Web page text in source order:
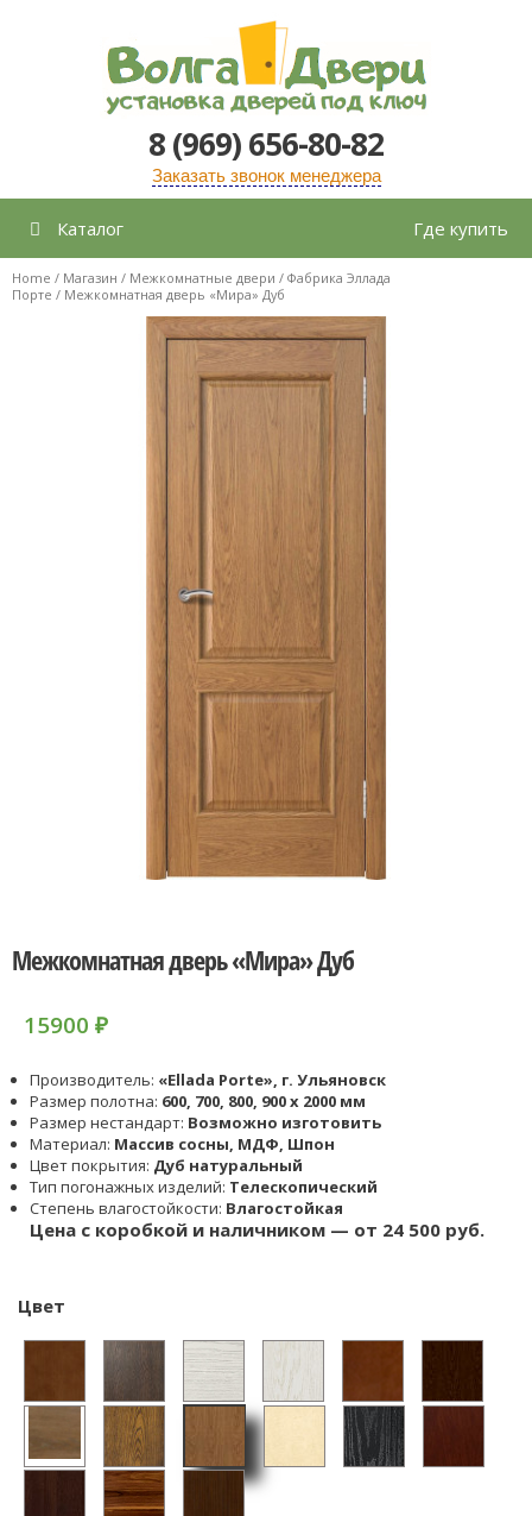
содержимому
8 (969) 656-80-82
Заказать звонок менеджера
Каталог Где купить
Home / Магазин / Межкомнатные двери / Фабрика Эллада
Порте / Межкомнатная дверь «Мира» Дуб
Межкомнатная дверь «Мира» Дуб
15900 ₽
Производитель: «Ellada Porte», г. Ульяновск
Размер полотна: 600, 700, 800, 900 x 2000 мм
Размер нестандарт: Возможно изготовить
Материал: Массив сосны, МДФ, Шпон
Цвет покрытия: Дуб натуральный
Тип погонажных изделий: Телескопический
Степень влагостойкости: Влагостойкая
Цена с коробкой и наличником — от 24 500 руб.
Цвет
и тон
Дуб
антич
ный
белый
белый
Дуб
бренд
бургун
Дуб